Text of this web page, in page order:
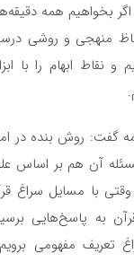
بخواهیم همه دقیقه‌ها
منهجی و روشی
نقاط ابهام را با
گفت: روش بنده در
آن هم بر اساس
با مسایل سراغ
به پاسخ‌هایی
تعریف مفهومی